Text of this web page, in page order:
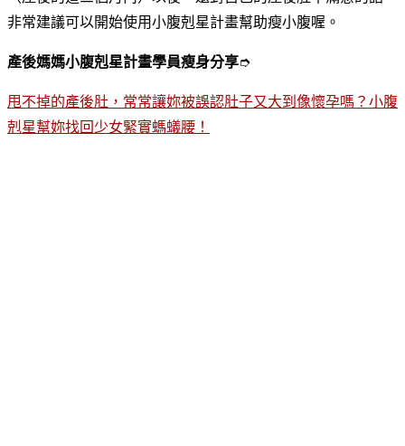
非常建議可以開始使用小腹剋星計畫幫助瘦小腹喔。
產後媽媽小腹剋星計畫學員瘦身分享➮
甩不掉的產後肚，常常讓妳被誤認肚子又大到像懷孕嗎？小腹
剋星幫妳找回少女緊實螞蟻腰！